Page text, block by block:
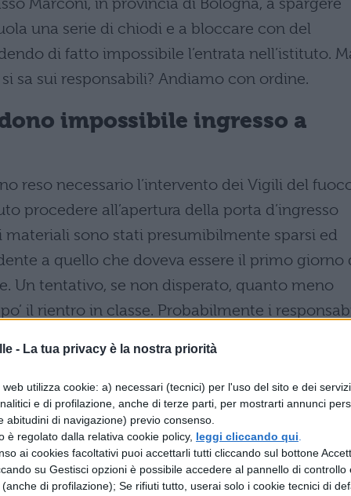
- La tua privacy è la nostra priorità
utilizza cookie: a) necessari (tecnici) per l'uso del sito e dei
e di profilazione, anche di terze parti, per mostrarti annunci
abitudini di navigazione) previo consenso.
è regolato dalla relativa cookie policy, leggi cliccando qui
ai cookies facoltativi puoi accettarli tutti cliccando sul bottone
su Gestisci opzioni è possibile accedere al pannello di controllo
di profilazione); Se rifiuti tutto, userai solo i cookie tecnici di
una serie di chiodi e a bloccare con del
di fatto impossibile l’entrata nell’istituto.
sa sui responsabili? Andiamo con ordine.
impossibile ingresso a
reso necessario l’intervento dei Vigili del
procedere all’apertura della porta d’ingresso
materiali sono stati presumibilmente sparsi ed
a quello che doveva essere il primo giorno
Un tentativo, se non disperato, quanto meno
il rientro in classe. Probabilmente i
in più. Ma così non è stato. Una volta arrivato
di fronte questa situazione: l’asola della
e le ante dello stesso sigillate con una
tale stato dei fatti, e considerato come fosse
portone, il personale ha provveduto a
nel frattempo iniziavano ad arrivare a scuola,
antistante.